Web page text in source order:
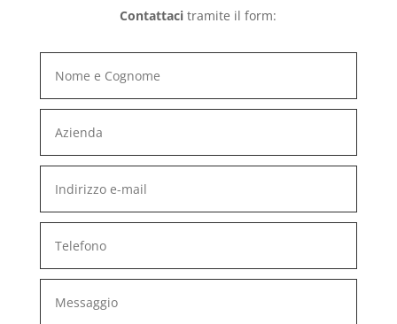
Contattaci tramite il form: